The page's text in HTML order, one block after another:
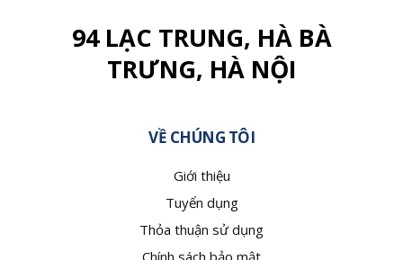
94 LẠC TRUNG, HÀ BÀ
TRƯNG, HÀ NỘI
VỀ CHÚNG TÔI
Giới thiệu
Tuyển dụng
Thỏa thuận sử dụng
Chính sách bảo mật